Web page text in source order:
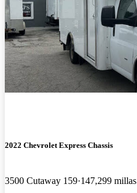
2022 Chevrolet Express Chassis
3500 Cutaway 159 147,299 millas